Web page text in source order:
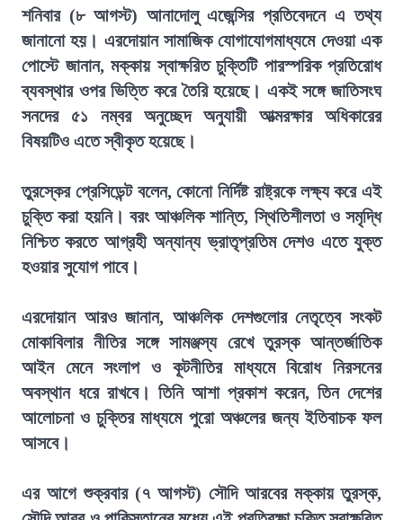
শনিবার (৮ আগস্ট) আনাদোলু এজেন্সির প্রতিবেদনে এ তথ্য
জানানো হয়। এরদোয়ান সামাজিক যোগাযোগমাধ্যমে দেওয়া এক
পোস্টে জানান, মক্কায় স্বাক্ষরিত চুক্তিটি পারস্পরিক প্রতিরোধ
ব্যবস্থার ওপর ভিত্তি করে তৈরি হয়েছে। একই সঙ্গে জাতিসংঘ
সনদের ৫১ নম্বর অনুচ্ছেদ অনুযায়ী আত্মরক্ষার অধিকারের
বিষয়টিও এতে স্বীকৃত হয়েছে।
তুরস্কের প্রেসিডেন্ট বলেন, কোনো নির্দিষ্ট রাষ্ট্রকে লক্ষ্য করে এই
চুক্তি করা হয়নি। বরং আঞ্চলিক শান্তি, স্থিতিশীলতা ও সমৃদ্ধি
নিশ্চিত করতে আগ্রহী অন্যান্য ভ্রাতৃপ্রতিম দেশও এতে যুক্ত
হওয়ার সুযোগ পাবে।
এরদোয়ান আরও জানান, আঞ্চলিক দেশগুলোর নেতৃত্বে সংকট
মোকাবিলার নীতির সঙ্গে সামঞ্জস্য রেখে তুরস্ক আন্তর্জাতিক
আইন মেনে সংলাপ ও কূটনীতির মাধ্যমে বিরোধ নিরসনের
অবস্থান ধরে রাখবে। তিনি আশা প্রকাশ করেন, তিন দেশের
আলোচনা ও চুক্তির মাধ্যমে পুরো অঞ্চলের জন্য ইতিবাচক ফল
আসবে।
এর আগে শুক্রবার (৭ আগস্ট) সৌদি আরবের মক্কায় তুরস্ক,